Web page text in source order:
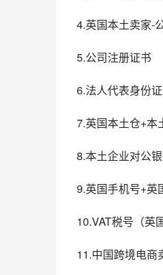
4.英国本土卖家-
5.公司注册证书
6.法人代表身份
7.英国本土仓+本
8.本土企业对公
9.英国手机号+英
10.VAT税号（英
11.中国跨境电商